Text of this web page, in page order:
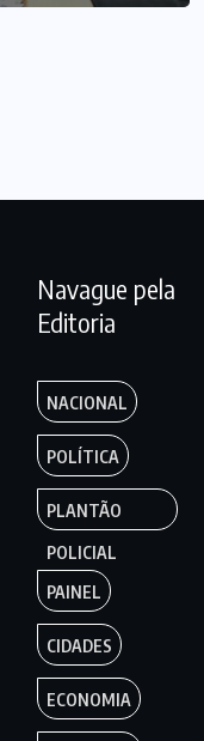
Navague pela
Editoria
NACIONAL
POLÍTICA
PLANTÃO
POLICIAL
PAINEL
CIDADES
ECONOMIA